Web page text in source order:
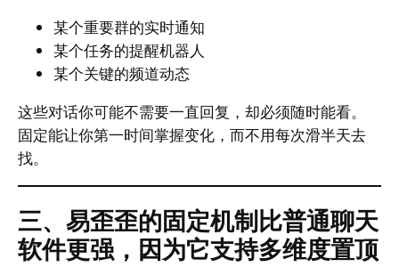
某个重要群的实时通知
某个任务的提醒机器人
某个关键的频道动态
这些对话你可能不需要一直回复，却必须随时能看。
固定能让你第一时间掌握变化，而不用每次滑半天去
找。
三、易歪歪的固定机制比普通聊天
软件更强，因为它支持多维度置顶